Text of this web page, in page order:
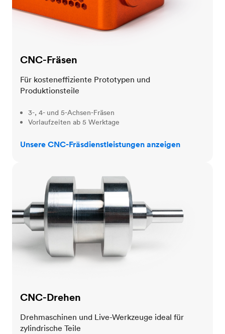
CNC-Fräsen
Für kosteneffiziente Prototypen und
Produktionsteile
3-, 4- und 5-Achsen-Fräsen
Vorlaufzeiten ab 5 Werktage
Unsere CNC-Fräsdienstleistungen anzeigen
CNC-Drehen
Drehmaschinen und Live-Werkzeuge ideal für
zylindrische Teile